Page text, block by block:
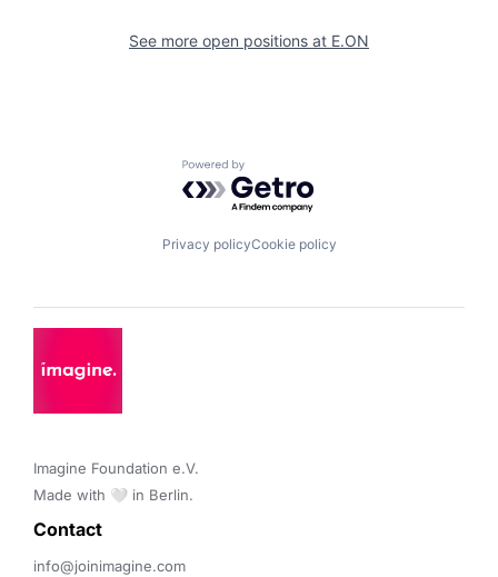
See more open positions at E.ON
Powered by Getro.com
Privacy policyCookie policy
Imagine Foundation e.V.
Made with 🤍 in Berlin.
Contact
info@joinimagine.com